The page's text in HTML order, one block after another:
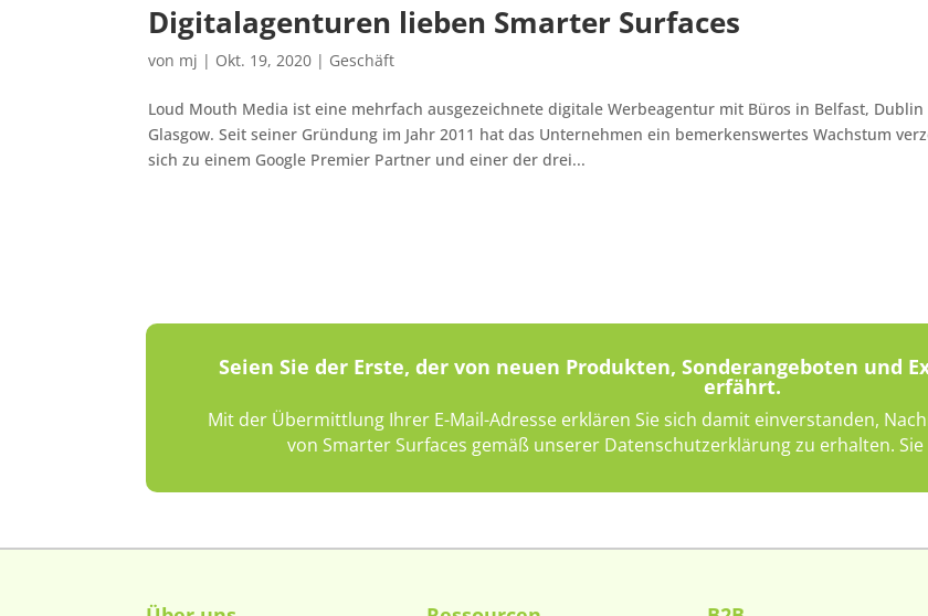
Digitalagenturen lieben Smarter Surfaces
von mj | Okt. 19, 2020 | Geschäft
Loud Mouth Media ist eine mehrfach ausgezeichnete digitale Werbeagentur mit Büros in Belfast, Dublin
Glasgow. Seit seiner Gründung im Jahr 2011 hat das Unternehmen ein bemerkenswertes Wachstum
sich zu einem Google Premier Partner und einer der drei...
Seien Sie der Erste, der von neuen Produkten, Sonderangeboten und
erfährt.
Mit der Übermittlung Ihrer E-Mail-Adresse erklären Sie sich damit einverstanden,
von Smarter Surfaces gemäß unserer Datenschutzerklärung zu erhalten.